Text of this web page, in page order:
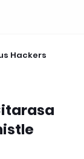
Hackers
tanda